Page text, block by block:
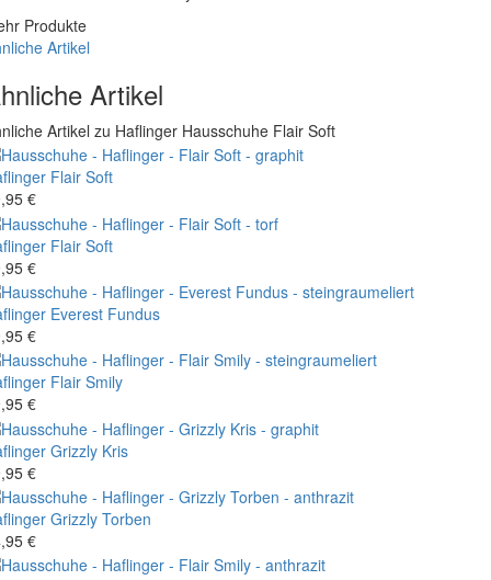
Produkte
Artikel
Artikel
Artikel zu Haflinger Hausschuhe Flair Soft
Flair Soft
€
Flair Soft
€
Everest Fundus
€
Flair Smily
€
Grizzly Kris
€
Grizzly Torben
€